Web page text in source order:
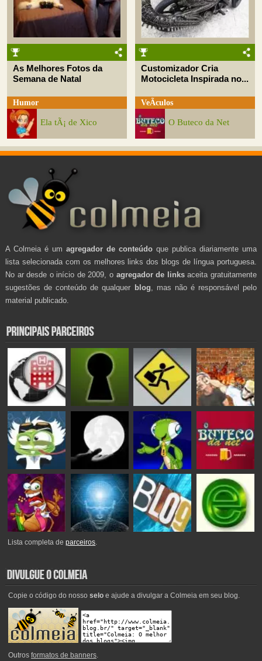
As Melhores Fotos da
Semana de Natal
Humor
Ela tÃ¡ de Xico
Customizador Cria
Motocicleta Inspirada no...
VeÃ­culos
O Buteco da Net
A Colmeia é um agregador de conteúdo que publica diariamente uma
lista selecionada com os melhores links dos blogs de língua portuguesa.
No ar desde o início de 2009, o agregador de linksaceita gratuitamente
sugestões de conteúdo de qualquer blog , mas não é responsável pelo
material publicado.
Lista completa deparceiros.
Copie o código do nosso seloe ajude a divulgar a Colmeia em seu blog.
Outros formatos de banners.